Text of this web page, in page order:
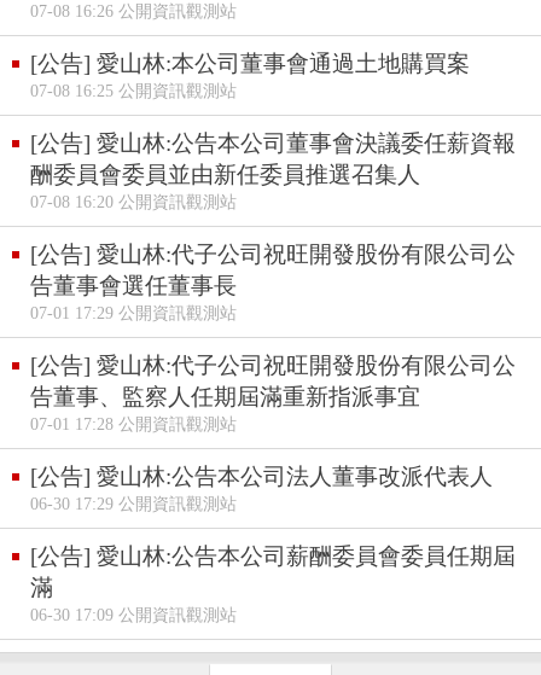
07-08 16:26 公開資訊觀測站
[公告] 愛山林:本公司董事會通過土地購買案
07-08 16:25 公開資訊觀測站
[公告] 愛山林:公告本公司董事會決議委任薪資報
酬委員會委員並由新任委員推選召集人
07-08 16:20 公開資訊觀測站
[公告] 愛山林:代子公司祝旺開發股份有限公司公
告董事會選任董事長
07-01 17:29 公開資訊觀測站
[公告] 愛山林:代子公司祝旺開發股份有限公司公
告董事、監察人任期屆滿重新指派事宜
07-01 17:28 公開資訊觀測站
[公告] 愛山林:公告本公司法人董事改派代表人
06-30 17:29 公開資訊觀測站
[公告] 愛山林:公告本公司薪酬委員會委員任期屆
滿
06-30 17:09 公開資訊觀測站